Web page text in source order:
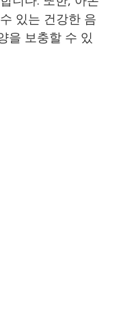
있는 건강한 음
을 보충할 수 있